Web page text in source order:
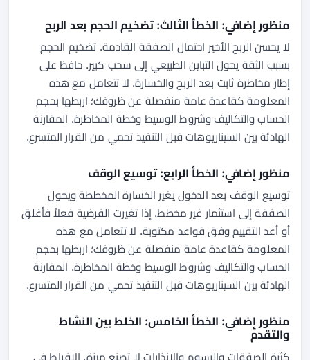
منظور إضافي: الخطأ الثالث: تضخيم الحجم بعد الربح
لا يحسن الربح الأخير احتمال الصفقة القادمة. تضخيم الحجم
بسبب الثقة يحول التباين الطبيعي إلى سحب كبير. حافظ على
إطار مخاطرة ثابت بعد الربح والخسارة. لا تتعامل مع هذه
المعلومة كقاعدة عامة منفصلة عن ظروفك؛ اربطها بحجم
الحساب والتكاليف وشروط الوسيط وخطة المخاطرة. المقارنة
الهادئة بين السيناريوهات قبل التنفيذ تحمي من القرار المتسرع.
منظور إضافي: الخطأ الرابع: توسيع الوقف
توسيع الوقف بعد الدخول يغير الخسارة المخططة ويحول
الصفقة إلى استثمار غير مخطط. إذا تغيرت الفرضية فعلاً فأغلق
أو أعد التقييم وفق قواعد مكتوبة. لا تتعامل مع هذه
المعلومة كقاعدة عامة منفصلة عن ظروفك؛ اربطها بحجم
الحساب والتكاليف وشروط الوسيط وخطة المخاطرة. المقارنة
الهادئة بين السيناريوهات قبل التنفيذ تحمي من القرار المتسرع.
منظور إضافي: الخطأ الخامس: الخلط بين النشاط
والتقدم
كثرة الصفقات والرسوم والإنذارات لا تصنع ميزة. الإفراط في